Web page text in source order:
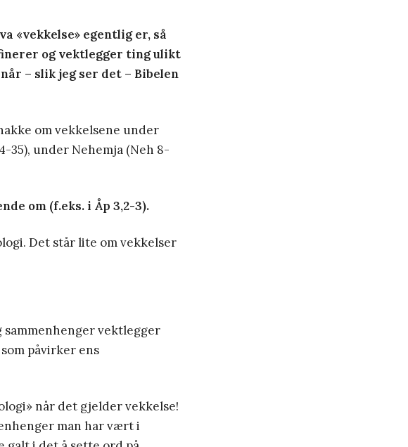
«vekkelse» egentlig er, så
og vektlegger ting ulikt
– slik jeg ser det – Bibelen
om vekkelsene under
35), under Nehemja (Neh 8-
om (f.eks. i Åp 3,2-3).
Det står lite om vekkelser
vektlegger
påvirker ens
når det gjelder vekkelse!
man har vært i